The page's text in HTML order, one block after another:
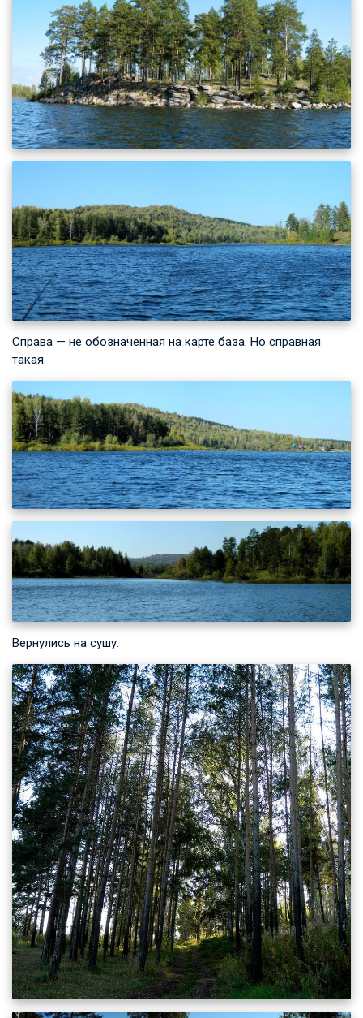
Справа — не обозначенная на карте база. Но справная
такая.
Вернулись на сушу.